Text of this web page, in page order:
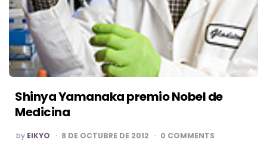
Shinya Yamanaka premio Nobel de
Medicina
POSTED
BY
by EIKYO 8 DE OCTUBRE DE 2012 0 COMMENTS